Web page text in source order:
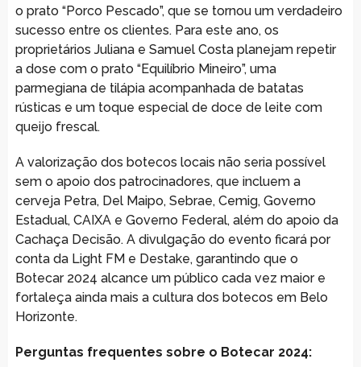
o prato “Porco Pescado”, que se tornou um verdadeiro
sucesso entre os clientes. Para este ano, os
proprietários Juliana e Samuel Costa planejam repetir
a dose com o prato “Equilíbrio Mineiro”, uma
parmegiana de tilápia acompanhada de batatas
rústicas e um toque especial de doce de leite com
queijo frescal.
A valorização dos botecos locais não seria possível
sem o apoio dos patrocinadores, que incluem a
cerveja Petra, Del Maipo, Sebrae, Cemig, Governo
Estadual, CAIXA e Governo Federal, além do apoio da
Cachaça Decisão. A divulgação do evento ficará por
conta da Light FM e Destake, garantindo que o
Botecar 2024 alcance um público cada vez maior e
fortaleça ainda mais a cultura dos botecos em Belo
Horizonte.
Perguntas frequentes sobre o Botecar 2024: